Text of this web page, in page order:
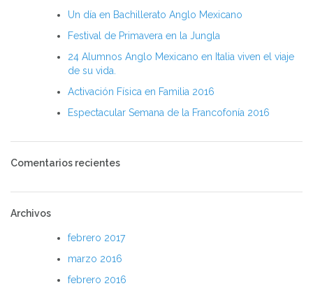
Un día en Bachillerato Anglo Mexicano
Festival de Primavera en la Jungla
24 Alumnos Anglo Mexicano en Italia viven el viaje
de su vida.
Activación Física en Familia 2016
Espectacular Semana de la Francofonía 2016
Comentarios recientes
Archivos
febrero 2017
marzo 2016
febrero 2016